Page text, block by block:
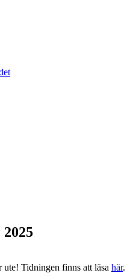
Tidningen finns att läsa här.